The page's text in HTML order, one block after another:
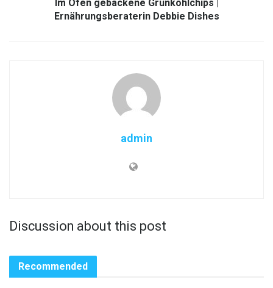
Im Ofen gebackene Grünkohlchips |
Ernährungsberaterin Debbie Dishes
admin
Discussion about this post
Recommended